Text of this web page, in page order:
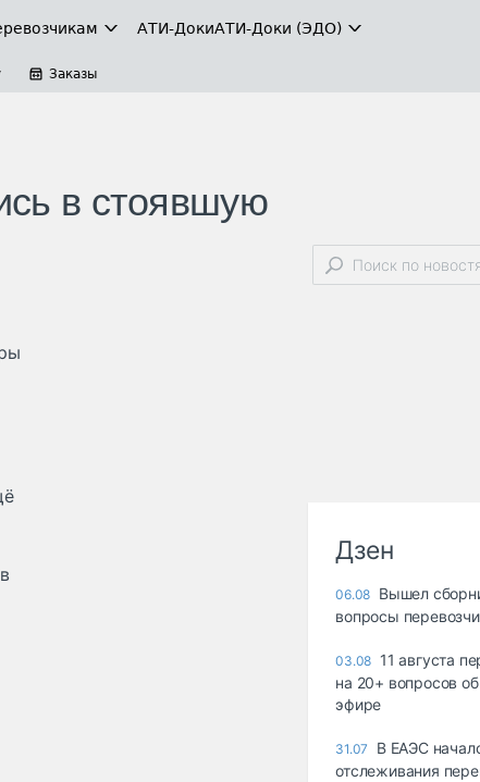
АТИ-ДокиАТИ-Доки (ЭДО)
Заказы
в стоявшую
Дзен
06.08 Вышел
вопросы
03.08 11 августа
на 20+ вопросов
эфире
31.07
В ЕАЭС
отслеживания